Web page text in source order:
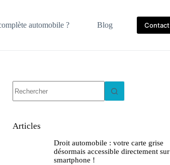
automobile ? Blog Contact
résultat
Articles
Droit automobile : votre carte grise
désormais accessible directement sur
smartphone !